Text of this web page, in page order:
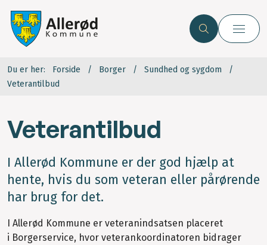
Du er her: Forside Borger
Sundhed og sygdom
Veterantilbud
Veterantilbud
I Allerød Kommune er der god hjælp at
hente, hvis du som veteran eller pårørende
har brug for det.
I Allerød Kommune er veteranindsatsen placeret
i Borgerservice, hvor veterankoordinatoren bidrager